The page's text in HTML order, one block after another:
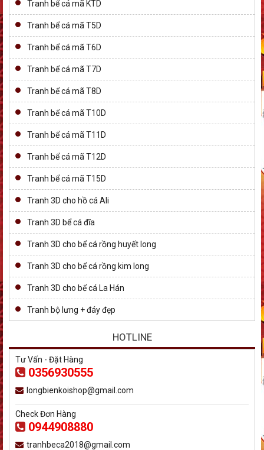
Tranh bể cá mã KTD
Tranh bể cá mã T5D
Tranh bể cá mã T6D
Tranh bể cá mã T7D
Tranh bể cá mã T8D
Tranh bể cá mã T10D
Tranh bể cá mã T11D
Tranh bể cá mã T12D
Tranh bể cá mã T15D
Tranh 3D cho hồ cá Ali
Tranh 3D bể cá đĩa
Tranh 3D cho bể cá rồng huyết long
Tranh 3D cho bể cá rồng kim long
Tranh 3D cho bể cá La Hán
Tranh bộ lưng + đáy đẹp
HOTLINE
Tư Vấn - Đặt Hàng
0356930555
longbienkoishop@gmail.com
Check Đơn Hàng
0944908880
tranhbeca2018@gmail.com